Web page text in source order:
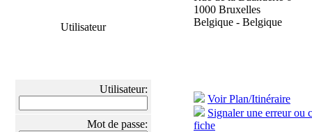
Utilisateur
Utilisateur:
Mot de passe:
1000 Bruxelles
Belgique - Belgique
Voir Plan/Itinéraire
Signaler une erreur ou
fiche